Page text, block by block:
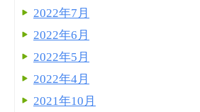
2022年7月
2022年6月
2022年5月
2022年4月
2021年10月